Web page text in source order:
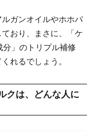
ガンオイルやホホバ
おり、まさに、「ケ
」のトリプル補修
れるでしょう。
クは、どんな人に